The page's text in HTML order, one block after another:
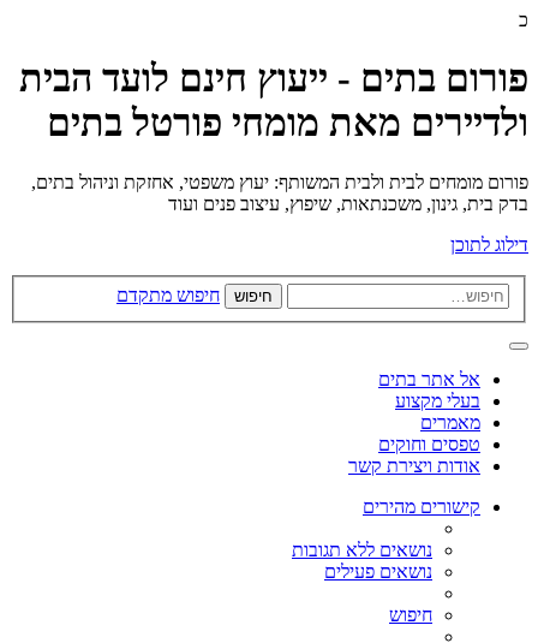
כ
פורום בתים - ייעוץ חינם לועד הבית
ולדיירים מאת מומחי פורטל בתים
פורום מומחים לבית ולבית המשותף: יעוץ משפטי, אחזקת וניהול בתים,
בדק בית, גינון, משכנתאות, שיפוץ, עיצוב פנים ועוד
דילוג לתוכן
חיפוש חיפוש מתקדם
אל אתר בתים
בעלי מקצוע
מאמרים
טפסים וחוקים
אודות ויצירת קשר
קישורים מהירים
נושאים ללא תגובות
נושאים פעילים
חיפוש